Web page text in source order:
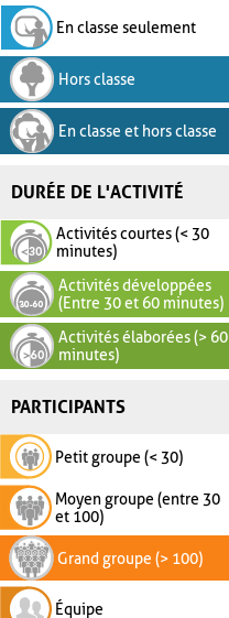
En classe seulement
Hors classe
En classe et hors classe
DURÉE DE L'ACTIVITÉ
Activités courtes (< 30
minutes)
Activités développées
(Entre 30 et 60 minutes)
Activités élaborées (> 60
minutes)
PARTICIPANTS
Petit groupe (< 30)
Moyen groupe (entre 30
et 100)
Grand groupe (> 100)
Équipe